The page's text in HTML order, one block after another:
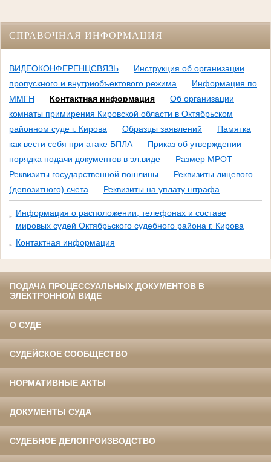
СПРАВОЧНАЯ ИНФОРМАЦИЯ
ВИДЕОКОНФЕРЕНЦСВЯЗЬ
Инструкция об организации
пропускного и внутриобъектового режима
Информация по
ММГН
Контактная информация
Об организации
комнаты примирения Кировской области в Октябрьском
районном суде г. Кирова
Образцы заявлений
Памятка
как вести себя при атаке БПЛА
Приказ об утверждении
порядка подачи документов в эл.виде
Размер МРОТ
Реквизиты государственной пошлины
Реквизиты лицевого
(депозитного) счета
Реквизиты на уплату штрафа
Информация о расположении, телефонах и составе
мировых судей Октябрьского судебного района г. Кирова
Контактная информация
ПОДАЧА ПРОЦЕССУАЛЬНЫХ ДОКУМЕНТОВ В
ЭЛЕКТРОННОМ ВИДЕ
О СУДЕ
СУДЕЙСКОЕ СООБЩЕСТВО
НОРМАТИВНЫЕ АКТЫ
ДОКУМЕНТЫ СУДА
СУДЕБНОЕ ДЕЛОПРОИЗВОДСТВО